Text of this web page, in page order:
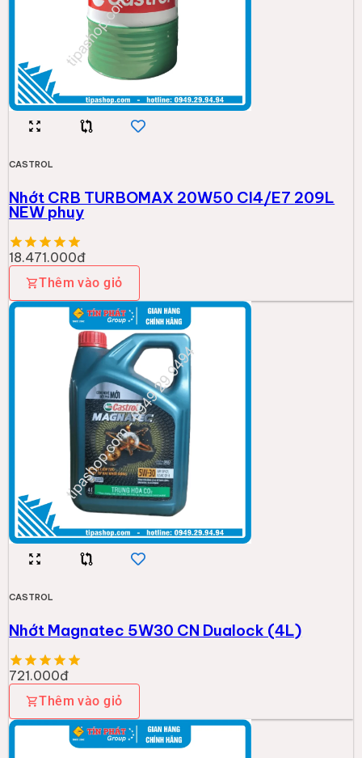
CASTROL
Nhớt CRB TURBOMAX 20W50 CI4/E7 209L
NEW phuy
18.471.000đ
Thêm vào giỏ
CASTROL
Nhớt Magnatec 5W30 CN Dualock (4L)
721.000đ
Thêm vào giỏ